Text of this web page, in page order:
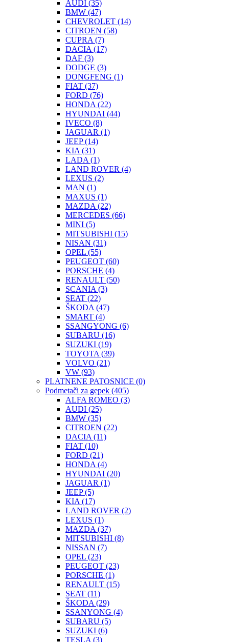
AUDI (35)
BMW (47)
CHEVROLET (14)
CITROEN (58)
CUPRA (7)
DACIA (17)
DAF (3)
DODGE (3)
DONGFENG (1)
FIAT (37)
FORD (76)
HONDA (22)
HYUNDAI (44)
IVECO (8)
JAGUAR (1)
JEEP(14)
KIA (31)
LADA (1)
LAND ROVER (4)
LEXUS (2)
MAN (1)
MAXUS (1)
MAZDA (22)
MERCEDES (66)
MINI (5)
MITSUBISHI (15)
NISAN (31)
OPEL (55)
PEUGEOT (60)
PORSCHE (4)
RENAULT (50)
SCANIA (3)
SEAT (22)
ŠKODA (47)
SMART (4)
SSANGYONG (6)
SUBARU (16)
SUZUKI (19)
TOYOTA (39)
VOLVO (21)
VW (93)
PLATNENE PATOSNICE (0)
Podmetači za gepek (405)
ALFA ROMEO (3)
AUDI (25)
BMW (35)
CITROEN (22)
DACIA (11)
FIAT (10)
FORD (21)
HONDA (4)
HYUNDAI (20)
JAGUAR (1)
JEEP(5)
KIA (17)
LAND ROVER (2)
LEXUS (1)
MAZDA (37)
MITSUBISHI (8)
NISSAN (7)
OPEL (23)
PEUGEOT (23)
PORSCHE (1)
RENAULT (15)
SEAT (11)
ŠKODA (29)
SSANYONG (4)
SUBARU (5)
SUZUKI (6)
TESLA (3)